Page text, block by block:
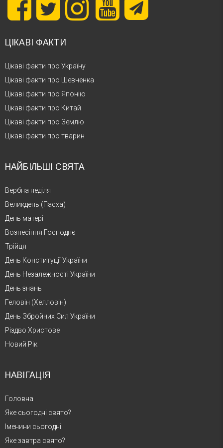
ЦІКАВІ ФАКТИ
Цікаві факти про Україну
Цікаві факти про Шевченка
Цікаві факти про Японію
Цікаві факти про Китай
Цікаві факти про Землю
Цікаві факти про тварин
НАЙБІЛЬШІ СВЯТА
Вербна неділя
Великдень (Пасха)
День матері
Вознесіння Господнє
Трійця
День Конституції України
День Незалежності України
День знань
Геловін (Хелловін)
День Збройних Сил України
Різдво Христове
Новий Рік
НАВІГАЦІЯ
Головна
Яке сьогодні свято?
Іменини сьогодні
Яке завтра свято?